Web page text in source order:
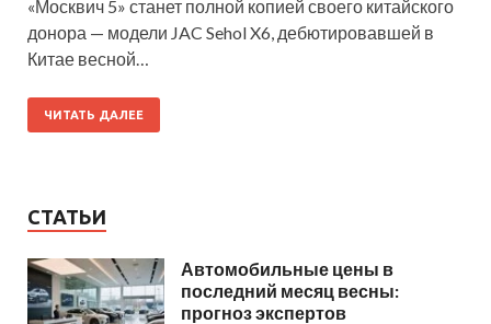
«Москвич 5» станет полной копией своего китайского
донора — модели JAC Sehol X6, дебютировавшей в
Китае весной…
ЧИТАТЬ ДАЛЕЕ
СТАТЬИ
Автомобильные цены в
последний месяц весны:
прогноз экспертов